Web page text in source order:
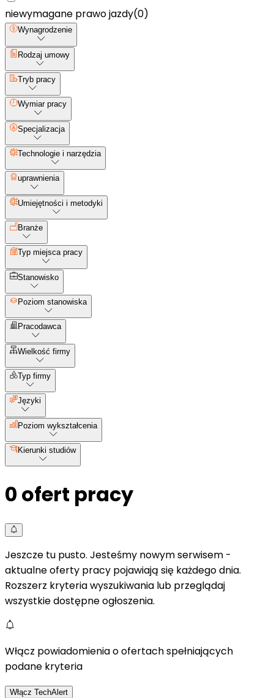
niewymagane prawo jazdy(0)
Wynagrodzenie
Rodzaj umowy
Tryb pracy
Wymiar pracy
Specjalizacja
Technologie i narzędzia
uprawnienia
Umiejętności i metodyki
Branże
Typ miejsca pracy
Stanowisko
Poziom stanowiska
Pracodawca
Wielkość firmy
Typ firmy
Języki
Poziom wykształcenia
Kierunki studiów
0 ofert pracy
Jeszcze tu pusto. Jesteśmy nowym serwisem -
aktualne oferty pracy pojawiają się każdego dnia.
Rozszerz kryteria wyszukiwania lub przeglądaj
wszystkie dostępne ogłoszenia.
Włącz powiadomienia o ofertach spełniających
podane kryteria
Włącz TechAlert